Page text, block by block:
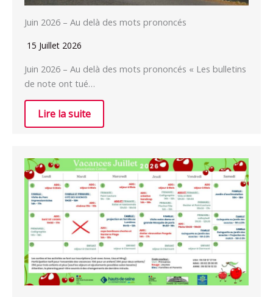
Juin 2026 – Au delà des mots prononcés
15 Juillet 2026
Juin 2026 – Au delà des mots prononcés « Les bulletins
de note ont tué…
Lire la suite